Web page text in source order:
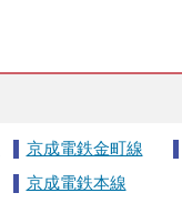
京成電鉄金町線
京成電鉄本線